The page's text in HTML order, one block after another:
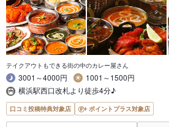
テイクアウトもできる街の中のカレー屋さん
3001～4000円
1001～1500円
横浜駅西口改札より徒歩4分♪
口コミ投稿特典対象店 ポイントプラス対象店